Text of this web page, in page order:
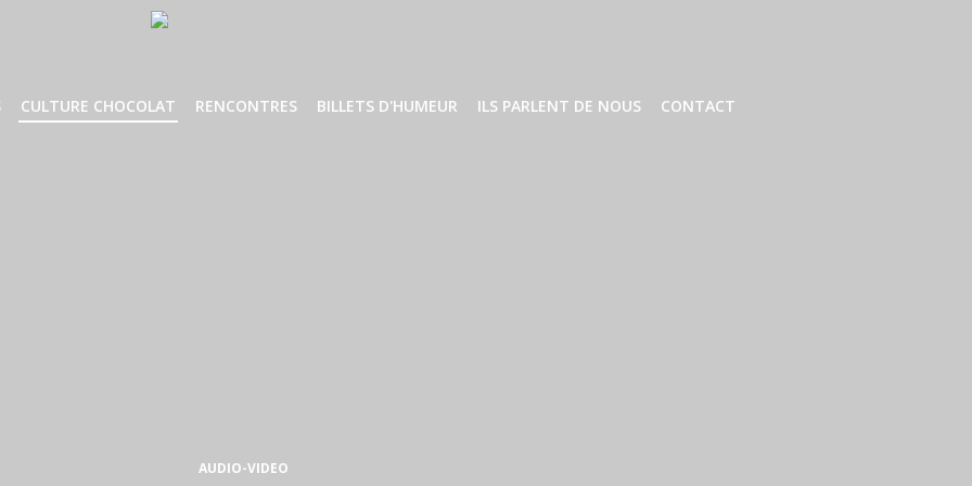
CULTURE CHOCOLAT RENCONTRES BILLETS D'HUMEUR ILS PARLENT DE NOUS CONTACT
AUDIO-VIDEO